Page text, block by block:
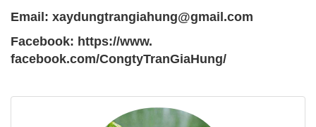
Email: xaydungtrangiahung@gmail.com
Facebook: https://www.
facebook.com/CongtyTranGiaHung/